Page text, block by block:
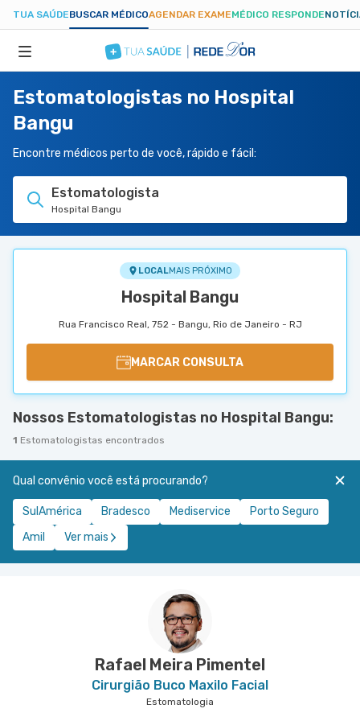
TUA SAÚDEBUSCAR MÉDICOAGENDAR EXAMEMÉDICO RESPONDE
ESPECIALIDADES
HOSPITAIS
TUASAUDE.COM
Estomatologistas no Hospital
Bangu
Encontre médicos perto de você, rápido e fácil:
Estomatologista
Hospital Bangu
LOCALMAIS PRÓXIMO
Hospital Bangu
Rua Francisco Real, 752 - Bangu, Rio de Janeiro - RJ
MARCAR CONSULTA
Nossos Estomatologistas no Hospital Bangu:
1 Estomatologistas encontrados
Qual convênio você está procurando?
SulAmérica Bradesco Mediservice
Porto Seguro
Amil
Ver mais
Rafael Meira Pimentel
Cirurgião Buco Maxilo Facial
Estomatologia